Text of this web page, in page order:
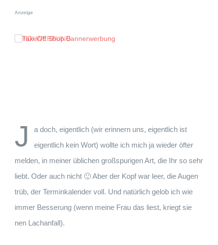
Anzeige
J
a doch, eigentlich (wir erinnern uns, eigentlich ist
eigentlich kein Wort) wollte ich mich ja wieder öfter
melden, in meiner üblichen großspurigen Art, die Ihr so sehr
liebt. Oder auch nicht 🙂 Aber der Kopf war leer, die Augen
trüb, der Terminkalender voll. Und natürlich gelob ich wie
immer Besserung (wenn meine Frau das liest, kriegt sie
nen Lachanfall).